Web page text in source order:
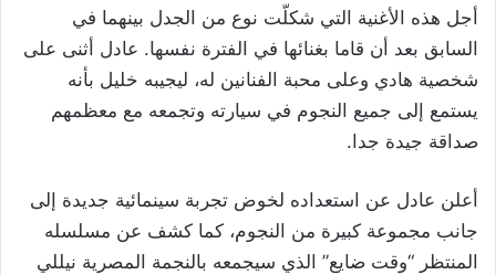
أجل هذه الأغنية التي شكلّت نوع من الجدل بينهما في
السابق بعد أن قاما بغنائها في الفترة نفسها. عادل أثنى على
شخصية هادي وعلى محبة الفنانين له، ليجيبه خليل بأنه
يستمع إلى جميع النجوم في سيارته وتجمعه مع معظمهم
صداقة جيدة جدا.
أعلن عادل عن استعداده لخوض تجربة سينمائية جديدة إلى
جانب مجموعة كبيرة من النجوم، كما كشف عن مسلسله
المنتظر “وقت ضايع” الذي سيجمعه بالنجمة المصرية نيللي